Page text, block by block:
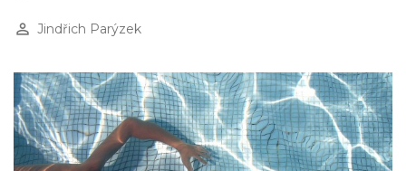
perm_identity Jindřich Parýzek